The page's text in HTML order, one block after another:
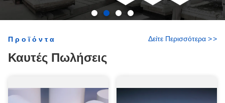
Προϊόντα
Καυτές Πωλήσεις
Δείτε Περισσότερα >>